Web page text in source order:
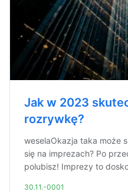
Jak w 2023
rozrywkę?
weselaOkazja taka może
się na imprezach? Po
polubisz! Imprezy to
30.11.-0001